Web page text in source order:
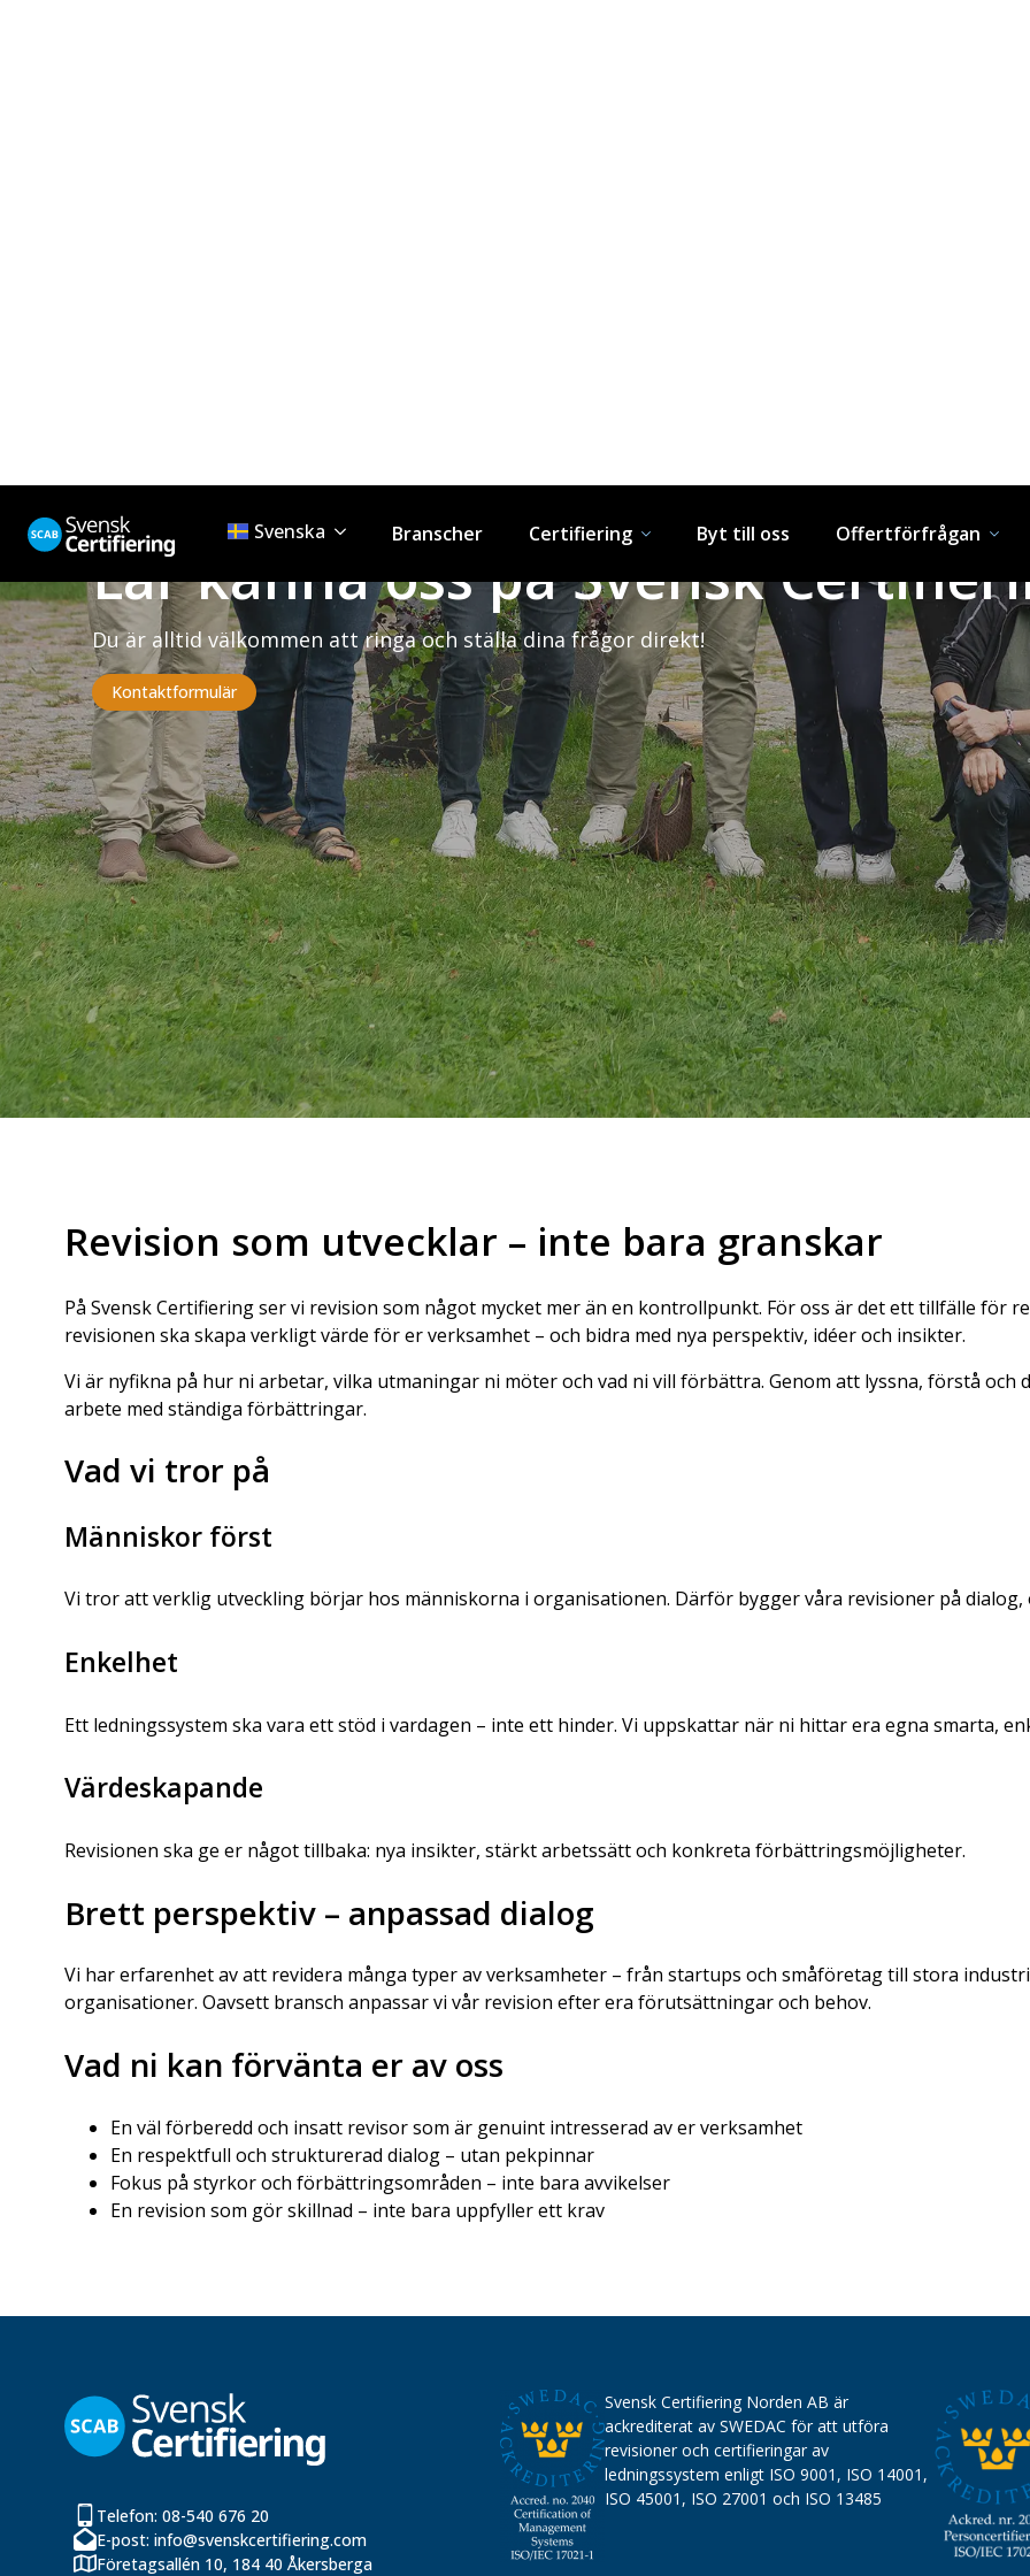
Lär känna oss på Svensk
Du är alltid välkommen att ringa och ställa dina frågor direkt!
Kontaktformulär
Revision som utvecklar – inte bara granskar
På Svensk Certifiering ser vi revision som något mycket mer än en kontrollpunkt. För oss är det ett tillfälle för
revisionen ska skapa verkligt värde för er verksamhet – och bidra med nya perspektiv, idéer och insikter.
Vi är nyfikna på hur ni arbetar, vilka utmaningar ni möter och vad ni vill förbättra. Genom att lyssna, förstå
arbete med ständiga förbättringar.
Vad vi tror på
Människor först
Vi tror att verklig utveckling börjar hos människorna i organisationen. Därför bygger våra revisioner på dialog,
Enkelhet
Ett ledningssystem ska vara ett stöd i vardagen – inte ett hinder. Vi uppskattar när ni hittar era egna smarta,
Värdeskapande
Revisionen ska ge er något tillbaka: nya insikter, stärkt arbetssätt och konkreta förbättringsmöjligheter.
Brett perspektiv – anpassad dialog
Vi har erfarenhet av att revidera många typer av verksamheter – från startups och småföretag till stora
organisationer. Oavsett bransch anpassar vi vår revision efter era förutsättningar och behov.
Vad ni kan förvänta er av oss
En väl förberedd och insatt revisor som är genuint intresserad av er verksamhet
En respektfull och strukturerad dialog – utan pekpinnar
Fokus på styrkor och förbättringsområden – inte bara avvikelser
En revision som gör skillnad – inte bara uppfyller ett krav
Telefon: 08-540 676 20
E-post: info@svenskcertifiering.com
Företagsallén 10, 184 40 Åkersberga
Svensk Certifiering Norden AB är
ackrediterat av SWEDAC för att utföra
revisioner och certifieringar av
ledningssystem enligt ISO 9001, ISO 14001,
ISO 45001, ISO 27001 och ISO 13485